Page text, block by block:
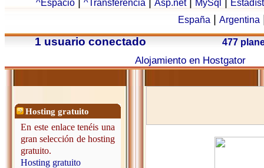
^Espacio
^Transferencia Asp.net MySql
España
Argentina
1 usuario conectado
477
Alojamiento en Hostgator
Hosting gratuito
En este enlace tenéis una
gran selección de hosting
gratuito.
Hosting gratuito